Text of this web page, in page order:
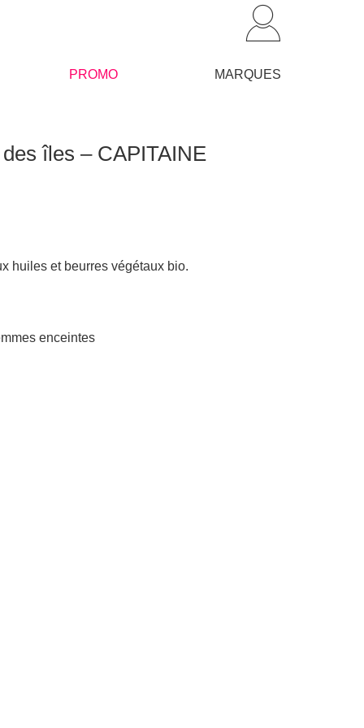
PROMO MARQUES
îles – CAPITAINE
huiles et beurres végétaux bio.
enceintes